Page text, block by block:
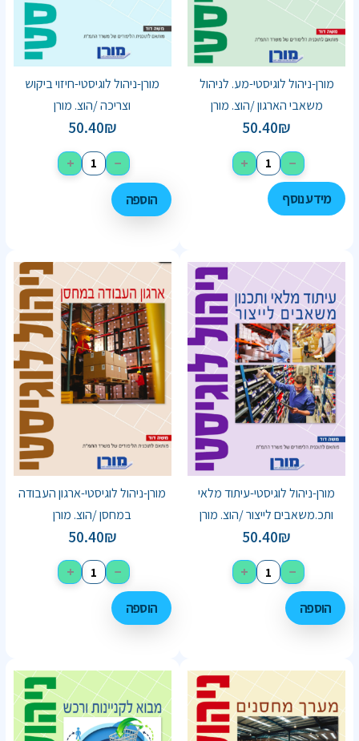
מורן-ניהול לוגיסטי-מע. לניהול
משאבי הארגון /הוצ. מורן
50.40₪
−
+
מידע נוסף
מורן-ניהול לוגיסטי-חיזוי ביקוש
וצריכה /הוצ. מורן
50.40₪
−
+
הוספה
מורן-ניהול לוגיסטי-עיתוד מלאי
ותכ.משאבים לייצור /הוצ. מורן
50.40₪
−
+
הוספה
מורן-ניהול לוגיסטי-ארגון העבודה
במחסן /הוצ. מורן
50.40₪
−
+
הוספה